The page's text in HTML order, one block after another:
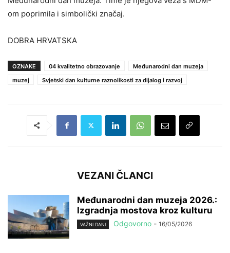
om poprimila i simbolički značaj.
DOBRA HRVATSKA
OZNAKE 04 kvalitetno obrazovanje
Međunarodni dan muzeja
muzej
Svjetski dan kulturne raznolikosti za dijalog i razvoj
VEZANI ČLANCI
Međunarodni dan muzeja 2026.:
Izgradnja mostova kroz kulturu
VAŽNI DANI Odgovorno - 16/05/2026